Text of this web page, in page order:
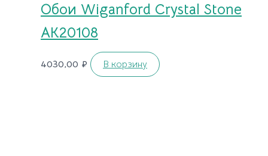
Обои Wiganford Crystal Stone
AK20108
4030,00 ₽ В корзину